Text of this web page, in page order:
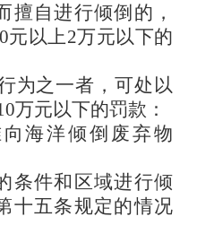
擅自进行倾倒的，
元以上2万元以下的
为之一者，可处以
万元以下的罚款：
海洋倾倒废弃物
条件和区域进行倾
十五条规定的情况